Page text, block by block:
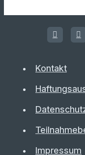
Kontakt
Impressum